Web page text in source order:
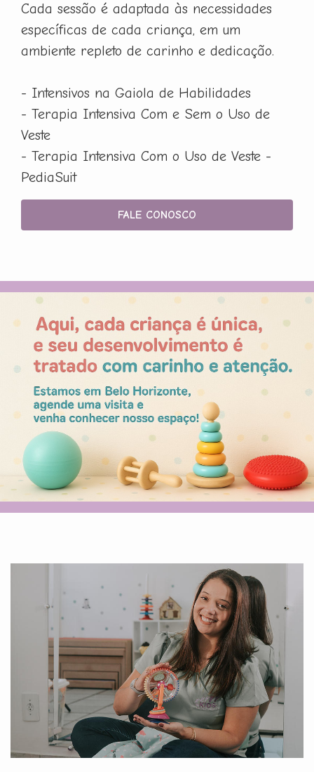
Cada sessão é adaptada às necessidades
específicas de cada criança, em um
ambiente repleto de carinho e dedicação.
- Intensivos na Gaiola de Habilidades
- Terapia Intensiva Com e Sem o Uso de
Veste
- Terapia Intensiva Com o Uso de Veste -
PediaSuit
FALE CONOSCO